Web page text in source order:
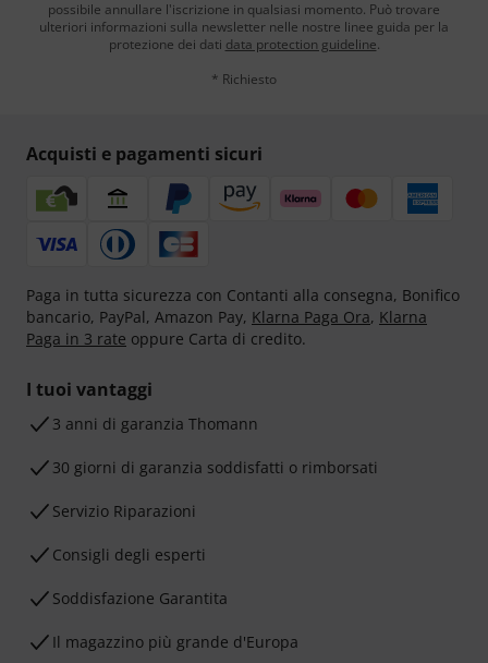
possibile annullare l'iscrizione in qualsiasi momento. Può trovare
ulteriori informazioni sulla newsletter nelle nostre linee guida per la
protezione dei dati data protection guideline.
* Richiesto
Acquisti e pagamenti sicuri
Paga in tutta sicurezza con Contanti alla consegna, Bonifico
bancario, PayPal, Amazon Pay, Klarna Paga Ora, Klarna
Paga in 3 rate oppure Carta di credito.
I tuoi vantaggi
3 anni di garanzia Thomann
30 giorni di garanzia soddisfatti o rimborsati
Servizio Riparazioni
Consigli degli esperti
Soddisfazione Garantita
Il magazzino più grande d'Europa